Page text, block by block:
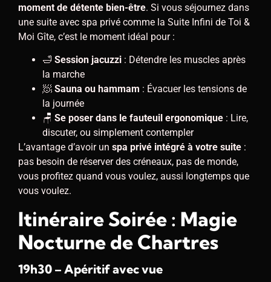
moment de détente bien-être. Si vous séjournez dans
une suite avec spa privé comme la Suite Infini de Toi &
Moi Gîte, c’est le moment idéal pour :
🛁 Session jacuzzi : Détendre les muscles après
la marche
🧖 Sauna ou hammam : Évacuer les tensions de
la journée
🪑 Se poser dans le fauteuil ergonomique : Lire,
discuter, ou simplement contempler
L’avantage d’avoir un spa privé intégré à votre suite :
pas besoin de réserver des créneaux, pas de monde,
vous profitez quand vous voulez, aussi longtemps que
vous voulez.
Itinéraire Soirée : Magie
Nocturne de Chartres
19h30 – Apéritif avec vue